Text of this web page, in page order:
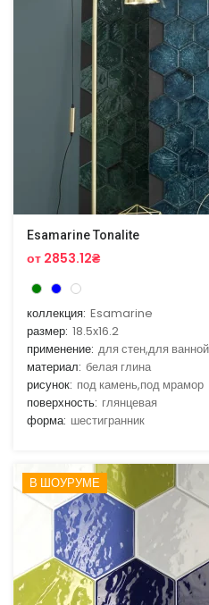
Esamarine Tonalite
от 2853.12₴
коллекция: Esamarine
размер: 18.5x16.2
применение: для стен,для
материал: белая глина
рисунок: под камень,под мрамор
поверхность: глянцевая
форма: шестигранник
В ШОУРУМЕ